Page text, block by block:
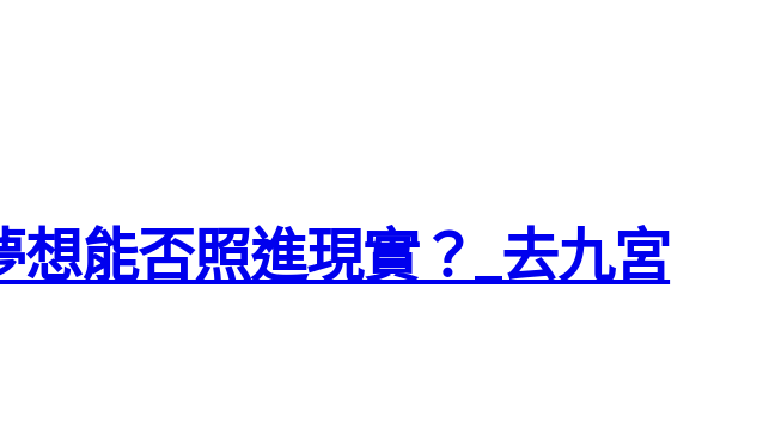
想能否照進現實？_去九宮